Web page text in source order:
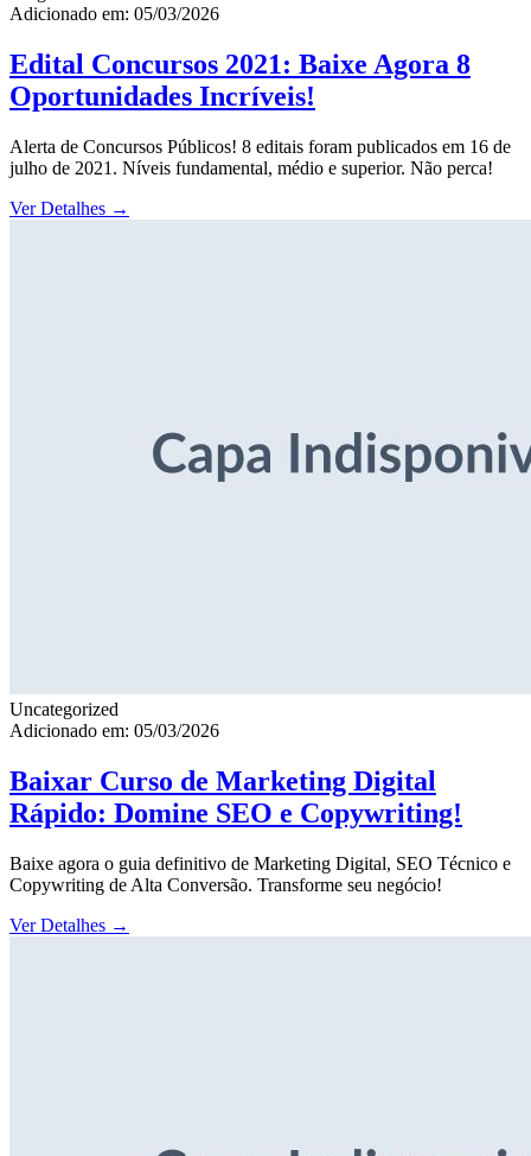
Adicionado em: 05/03/2026
Edital Concursos 2021: Baixe Agora 8
Oportunidades Incríveis!
Alerta de Concursos Públicos! 8 editais foram publicados em 16 de
julho de 2021. Níveis fundamental, médio e superior. Não perca!
Ver Detalhes →
Uncategorized
Adicionado em: 05/03/2026
Baixar Curso de Marketing Digital
Rápido: Domine SEO e Copywriting!
Baixe agora o guia definitivo de Marketing Digital, SEO Técnico e
Copywriting de Alta Conversão. Transforme seu negócio!
Ver Detalhes →